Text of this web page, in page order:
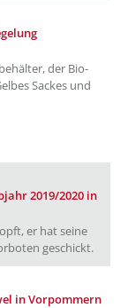
der Bio-
Sackes und
2019/2020 in
er hat seine
geschickt.
in Vorpommern